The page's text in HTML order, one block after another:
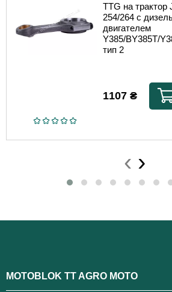
TTG на трактор
254/264 с
двигателем
Y385/BY385T/
тип 2
1107 ₴
‹ ›
MOTOBLOK TT AGRO MOTO